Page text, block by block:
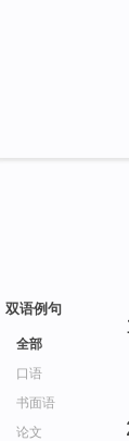
双语例句
全部
口语
书面语
论文